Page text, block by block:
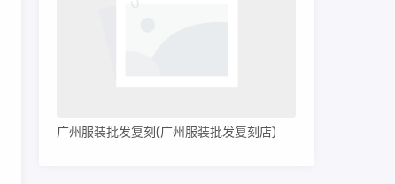
广州服装批发复刻(广州服装批发复刻店)